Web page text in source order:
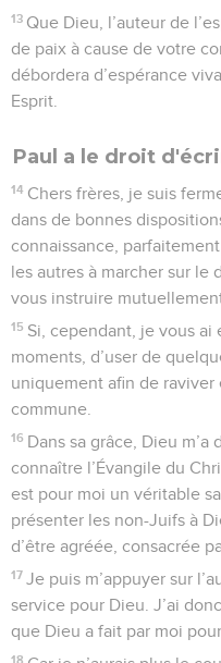
13 Que Dieu, l’auteur de
de paix à cause de votre
débordera d’espérance
Esprit.
Paul a le droit
14 Chers frères, je suis
dans de bonnes
connaissance,
les autres à marcher sur
vous instruire
15 Si, cependant, je vous ai
moments, d’user de
uniquement afin de
commune.
16 Dans sa grâce, Dieu
connaître l’Évangile du
est pour moi un véritable
présenter les non-Juifs à
d’être agréée, consacrée
17 Je puis m’appuyer sur
service pour Dieu. J’ai
que Dieu a fait par moi pour
18